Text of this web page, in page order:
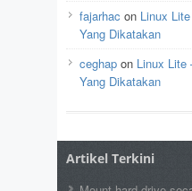
fajarhac on Linux
Yang Dikatakan
ceghap on Linux Lite
Yang Dikatakan
Artikel Terkini